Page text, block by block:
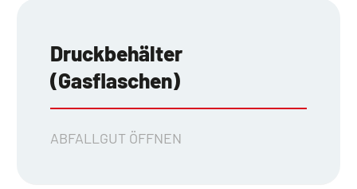
Druckbehälter
(Gasflaschen)
ABFALLGUT ÖFFNEN